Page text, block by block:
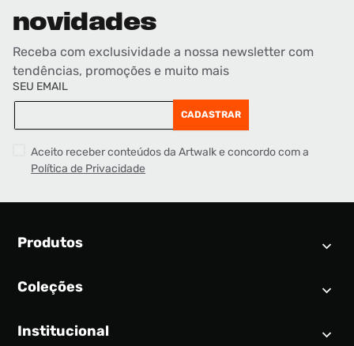
novidades
Receba com exclusividade a nossa newsletter com
tendências, promoções e muito mais
SEU EMAIL
CADASTRAR
Aceito receber conteúdos da Artwalk e concordo com a
Política de Privacidade
Produtos
Calendário SNEAKER
Tênis
Coleções
Air Jordan 1
Institucional